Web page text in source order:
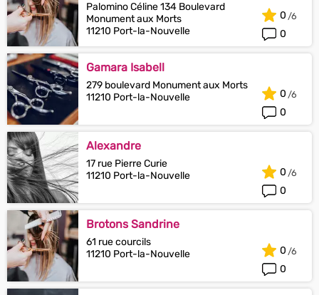
Palomino Céline 134 Boulevard
Monument aux Morts
11210 Port-la-Nouvelle
0
0
Gamara Isabell
279 boulevard Monument aux Morts
11210 Port-la-Nouvelle
0
0
Alexandre
17 rue Pierre Curie
11210 Port-la-Nouvelle
0
0
Brotons Sandrine
61 rue courcils
11210 Port-la-Nouvelle
0
0